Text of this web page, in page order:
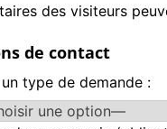
des visiteurs
de contact
type de demande :